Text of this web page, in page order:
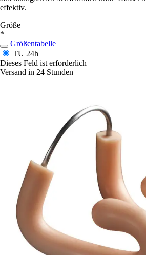
effektiv.
Größe
*
Größentabelle
TU 24h
Dieses Feld ist erforderlich
Versand in 24 Stunden